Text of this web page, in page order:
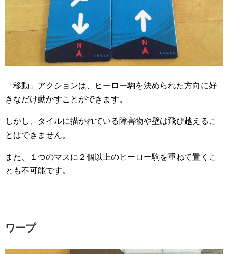
「移動」アクションは、ヒーロー駒を決められた方向に好
きなだけ動かすことができます。
しかし、タイルに描かれている障害物や壁は飛び越えるこ
とはできません。
また、１つのマスに２個以上のヒーロー駒を重ねて置くこ
とも不可能です。
ワープ